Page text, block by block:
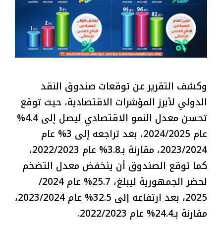
وكشف التقرير عن توقعات صندوق النقد
الدولي لأبرز المؤشرات الاقتصادية، حيث توقع
تحسن معدل النمو الاقتصادي ليصل إلى 4.4%
عام 2024/2025، بعد تراجعه إلى 3% عام
2023/2024، مقارنة بـ3.8% عام 2022/2023،
كما توقع الصندوق أن ينخفض معدل التضخم
لحضر الجمهورية ليبلغ، 25.7% عام 2024/
2025، بعد ارتفاعه إلى 32.5% عام 2023/2024،
مقارنة بـ24.4% عام 2022/2023.